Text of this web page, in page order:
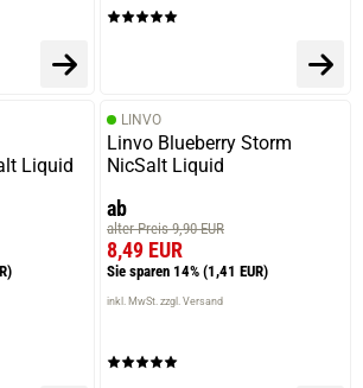
Liquid
LINVO
Linvo Blueberry Storm
NicSalt Liquid
ab
alter Preis 9,90 EUR
8,49 EUR
Sie sparen 14% (1,41 EUR)
inkl. MwSt. zzgl. Versand